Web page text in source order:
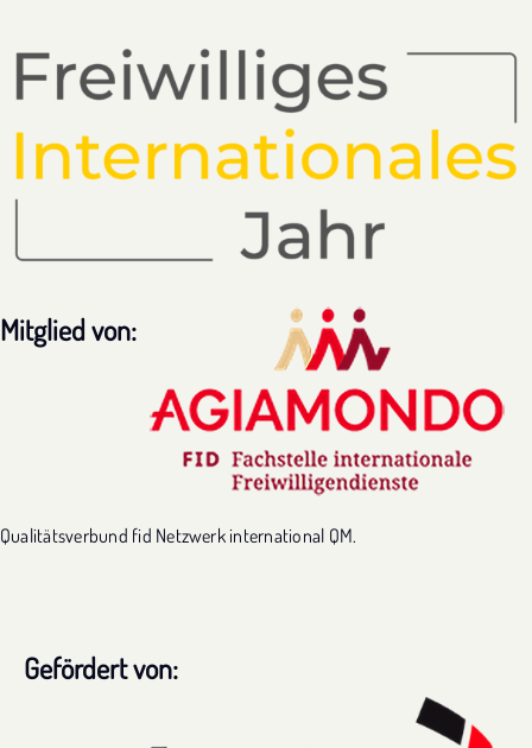
Mitglied von:
Qualitätsverbund fid Netzwerk international QM.
Gefördert von: